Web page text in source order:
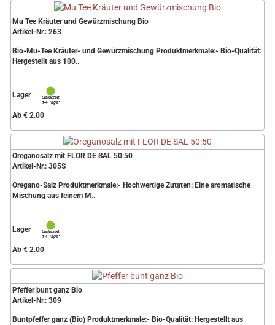
Mu Tee Kräuter und Gewürzmischung Bio
Artikel-Nr.: 263
Bio-Mu-Tee Kräuter- und Gewürzmischung Produktmerkmale:- Bio-Qualität:
Hergestellt aus 100..
Lager
Ab € 2.00
Oreganosalz mit FLOR DE SAL 50:50
Artikel-Nr.: 305S
Oregano-Salz Produktmerkmale:- Hochwertige Zutaten: Eine aromatische
Mischung aus feinem M..
Lager
Ab € 2.00
Pfeffer bunt ganz Bio
Artikel-Nr.: 309
Buntpfeffer ganz (Bio) Produktmerkmale:- Bio-Qualität: Hergestellt aus